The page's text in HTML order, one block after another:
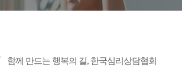
함께 만드는 행복의 길, 한국심리상담협회